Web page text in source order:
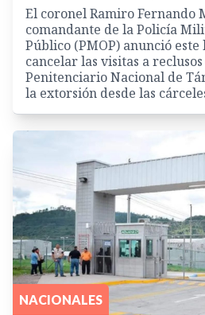
El coronel Ramiro Fernando
comandante de la Policía
Público (PMOP) anunció
cancelar las visitas a
Penitenciario Nacional de
la extorsión desde las
NACIONALES